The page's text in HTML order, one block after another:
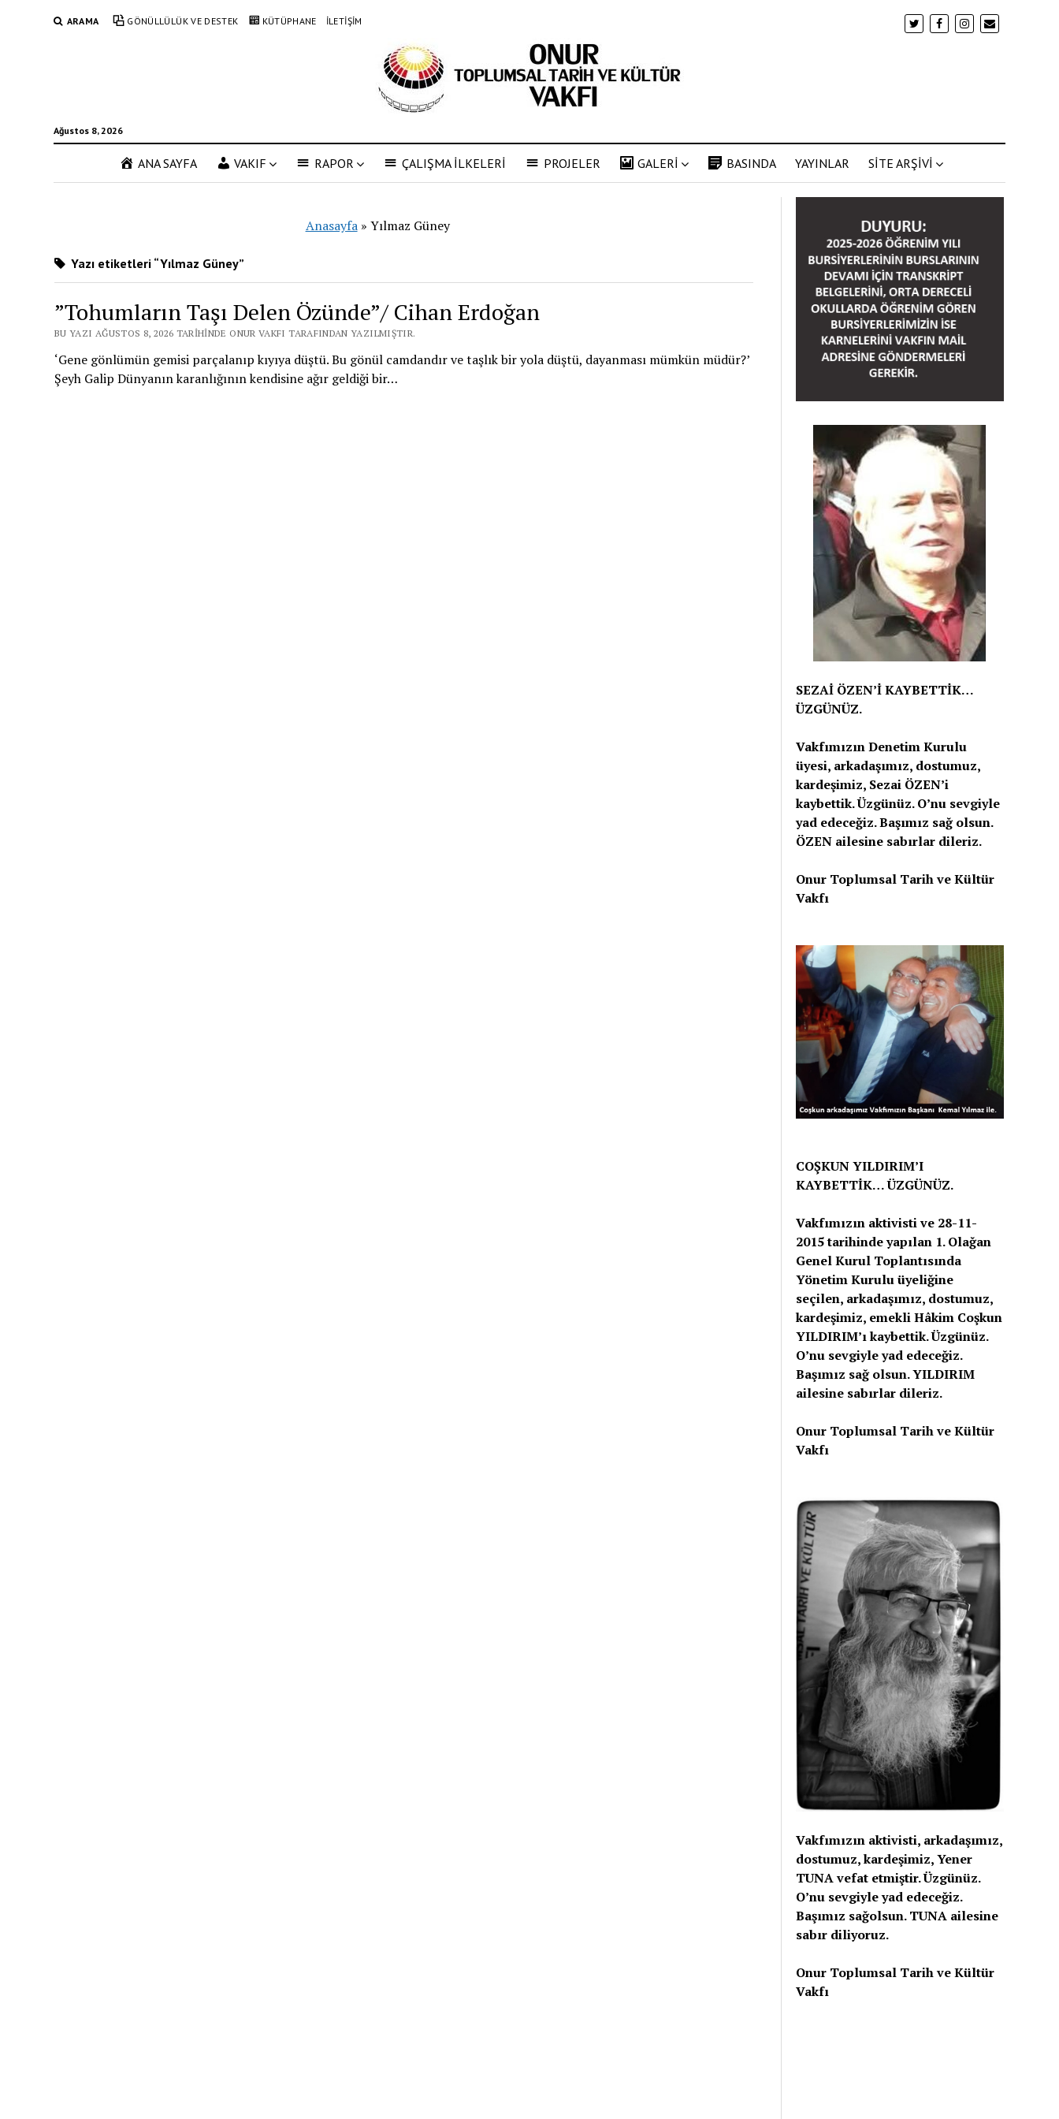
ARAMA GÖNÜLLÜLÜK VE DESTEK KÜTÜPHANE İLETİŞİM
Ağustos 8, 2026
ANA SAYFA VAKIF RAPOR ÇALIŞMA İLKELERİ PROJELER GALERİ BASINDA YAYINLAR SİTE ARŞİVİ
Anasayfa» Yılmaz Güney
Yazı etiketleri “Yılmaz Güney”
”Tohumların Taşı Delen Özünde”/ Cihan Erdoğan
BU YAZI AĞUSTOS 8, 2026 TARIHINDE ONUR VAKFI TARAFINDAN YAZILMIŞTIR.
‘Gene gönlümün gemisi parçalanıp kıyıya düştü. Bu gönül camdandır ve taşlık bir yola düştü, dayanması mümkün müdür?’
Şeyh Galip Dünyanın karanlığının kendisine ağır geldiği bir…
SEZAİ ÖZEN’İ KAYBETTİK…
ÜZGÜNÜZ.
Vakfımızın Denetim Kurulu
üyesi, arkadaşımız, dostumuz,
kardeşimiz, Sezai ÖZEN’i
kaybettik. Üzgünüz. O’nu sevgiyle
yad edeceğiz. Başımız sağ olsun.
ÖZEN ailesine sabırlar dileriz.
Onur Toplumsal Tarih ve Kültür
Vakfı
COŞKUN YILDIRIM’I
KAYBETTİK… ÜZGÜNÜZ.
Vakfımızın aktivisti ve 28-11-
2015 tarihinde yapılan 1. Olağan
Genel Kurul Toplantısında
Yönetim Kurulu üyeliğine
seçilen, arkadaşımız, dostumuz,
kardeşimiz, emekli Hâkim Coşkun
YILDIRIM’ı kaybettik. Üzgünüz.
O’nu sevgiyle yad edeceğiz.
Başımız sağ olsun. YILDIRIM
ailesine sabırlar dileriz.
Onur Toplumsal Tarih ve Kültür
Vakfı
Vakfımızın aktivisti, arkadaşımız,
dostumuz, kardeşimiz, Yener
TUNA vefat etmiştir. Üzgünüz.
O’nu sevgiyle yad edeceğiz.
Başımız sağolsun. TUNA ailesine
sabır diliyoruz.
Onur Toplumsal Tarih ve Kültür
Vakfı